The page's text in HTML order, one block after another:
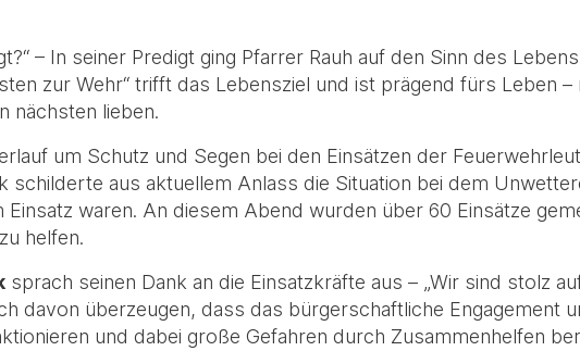
– In seiner Predigt ging Pfarrer Rauh auf den Sinn des
zur Wehr“ trifft das Lebensziel und ist prägend fürs Leben –
nächsten lieben.
um Schutz und Segen bei den Einsätzen der
schilderte aus aktuellem Anlass die Situation bei dem
waren. An diesem Abend wurden über 60 Einsätze
helfen.
sprach seinen Dank an die Einsatzkräfte aus – „Wir sind stolz
davon überzeugen, dass das bürgerschaftliche Engagement
und dabei große Gefahren durch Zusammenhelfen